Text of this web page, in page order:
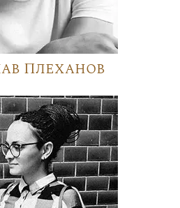
Плеханов